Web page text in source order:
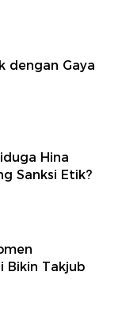
dengan Gaya
Hina
Sanksi Etik?
Bikin Takjub